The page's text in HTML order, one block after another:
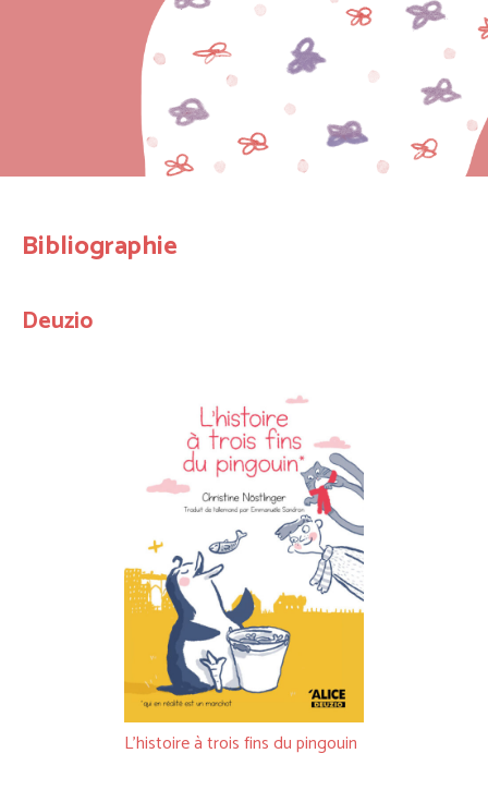
Bibliographie
Deuzio
L’histoire à trois fins du pingouin